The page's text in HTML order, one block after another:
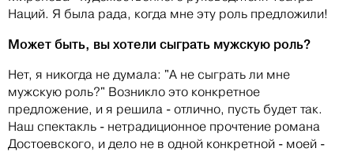
Наций. Я была рада, когда мне эту роль предложили!
Может быть, вы хотели сыграть мужскую роль?
Нет, я никогда не думала: "А не сыграть ли мне
мужскую роль?" Возникло это конкретное
предложение, и я решила - отлично, пусть будет так.
Наш спектакль - нетрадиционное прочтение романа
Достоевского, и дело не в одной конкретной - моей -